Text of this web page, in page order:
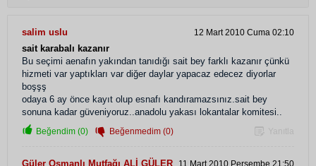
salim uslu 12 Mart 2010 Cuma 02:10
sait karabalı kazanır
Bu seçimi aenafın yakından tanıdığı sait bey farklı kazanır çünkü
hizmeti var yaptıkları var diğer daylar yapacaz edecez diyorlar
boşşş
odaya 6 ay önce kayıt olup esnafı kandıramazsınız.sait bey
sonuna kadar güveniyoruz..anadolu yakası lokantalar komitesi..
Beğendim (0) Beğenmedim (0) Yanıtla
Güler Osmanlı Mutfağı ALİ GÜLER 11 Mart 2010 Perşembe 21:50